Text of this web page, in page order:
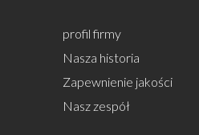
profil firmy
Nasza historia
Zapewnienie jakości
Nasz zespół